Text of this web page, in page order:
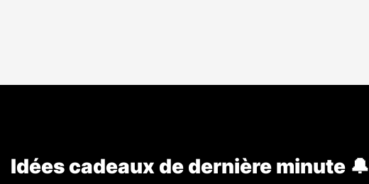
Idées cadeaux de dernière minute 🔔